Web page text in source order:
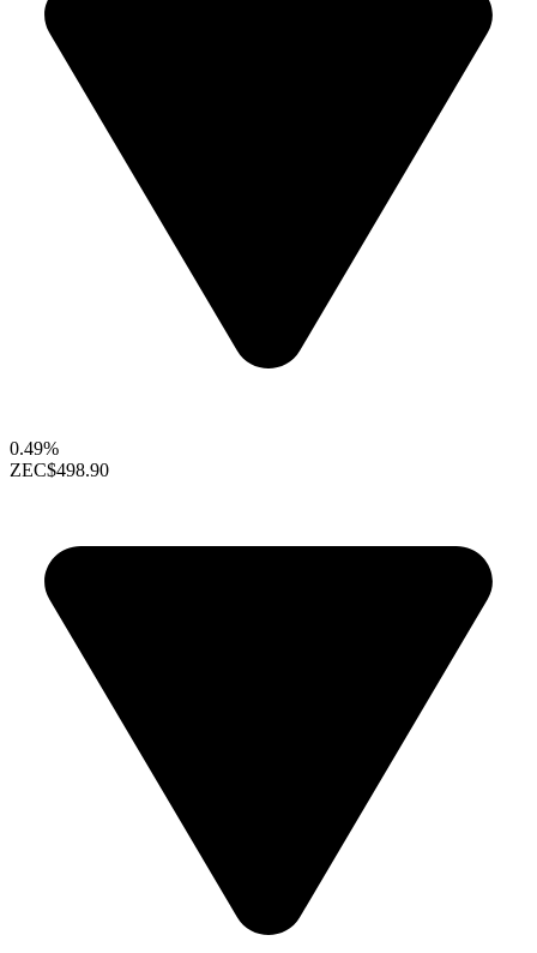
0.49%
ZEC$498.90